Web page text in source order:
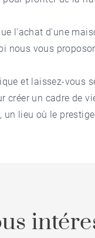
l'achat d'une
nous vous
et laissez-vous
créer un cadre de
un lieu où le